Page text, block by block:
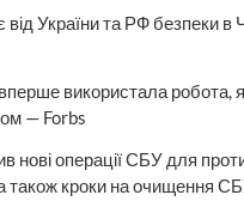
від України та РФ безпеки в
використала робота,
— Forbs
нові операції СБУ для
а також кроки на очищення